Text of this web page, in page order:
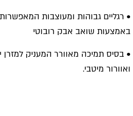
• רגליים גבוהות ומעוצבות המאפשרות
באמצעות שואב אבק רובוטי
• בסיס תמיכה מאוורר המעניק למזרן
ואוורור מיטבי.